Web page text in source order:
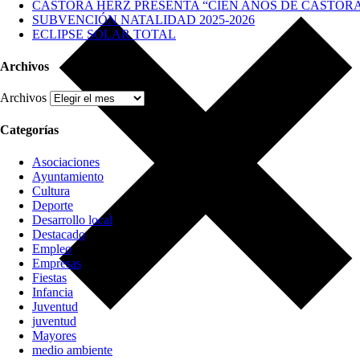
CASTORA HERZ PRESENTA “CIEN AÑOS DE
SUBVENCIÓN NATALIDAD 2025-2026
ECLIPSE SOLAR TOTAL
Archivos
Archivos
Categorías
Asociaciones
Ayuntamiento
Cultura
Deporte
Desarrollo local
Destacado
Empleo
Empresas
Fiestas
Infancia
Juventud
juventud
Mayores
medio ambiente